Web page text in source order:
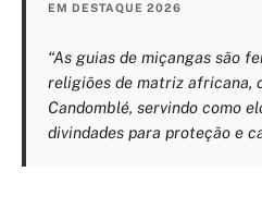
EM DESTAQUE 2026
“As guias de miçangas são
religiões de matriz africana,
Candomblé, servindo como
divindades para proteção e